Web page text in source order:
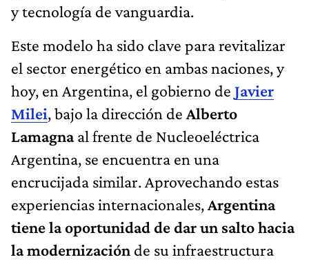
y tecnología de vanguardia.
Este modelo ha sido clave para revitalizar
el sector energético en ambas naciones, y
hoy, en Argentina, el gobierno de Javier
Milei, bajo la dirección de Alberto
Lamagnaal frente de Nucleoeléctrica
Argentina, se encuentra en una
encrucijada similar. Aprovechando estas
experiencias internacionales,Argentina
tiene la oportunidad de dar un salto hacia
la modernización de su infraestructura